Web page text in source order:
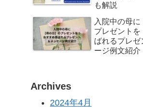
も解説
入院中の母
プレゼント
ばれるプレゼ
ージ例文紹介
Archives
2024年4月